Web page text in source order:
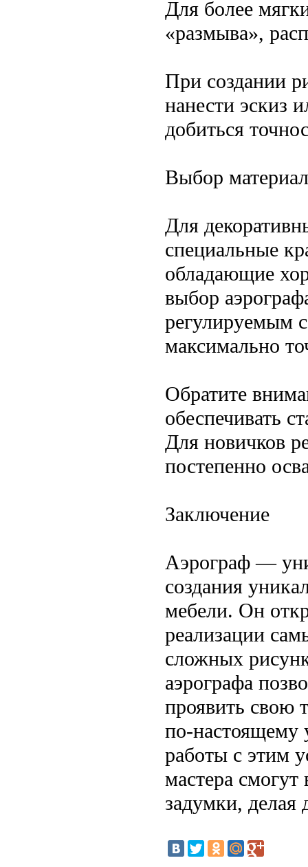
Для более
«размыва»,
При создании
нанести эскиз
добиться
Выбор
Для
специальные
обладающие
выбор
регулируемым
максимально
Обратите
обеспечивать
Для новичков
постепенно
Заключение
Аэрограф —
создания
мебели. Он
реализации
сложных
аэрографа
проявить свою
по-настоящему
работы с этим
мастера
задумки, делая